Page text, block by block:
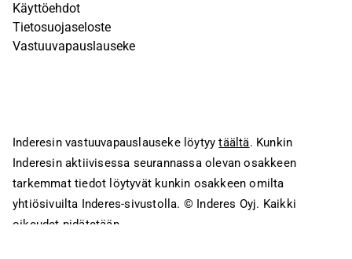
Käyttöehdot
Tietosuojaseloste
Vastuuvapauslauseke
Inderesin vastuuvapauslauseke löytyytäältä. Kunkin
Inderesin aktiivisessa seurannassa olevan osakkeen
tarkemmat tiedot löytyvät kunkin osakkeen omilta
yhtiösivuilta Inderes-sivustolla. © Inderes Oyj. Kaikki
oikeudet pidätetään.